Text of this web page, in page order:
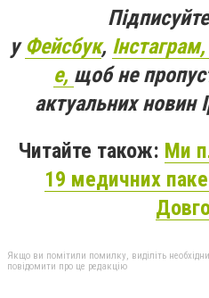
уФейсбук, Інстаграм,
e, щоб не
актуальних новин
Читайте також: Ми
19 медичних
Якщо ви помітили помилку, виділіть
повідомити про це редакцію